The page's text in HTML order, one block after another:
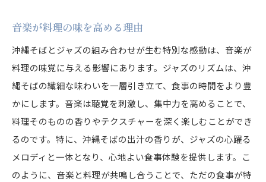
音楽が料理の味を高める理由
沖縄そばとジャズの組み合わせが生む特別な感動は、音楽が
料理の味覚に与える影響にあります。ジャズのリズムは、沖
縄そばの繊細な味わいを一層引き立て、食事の時間をより豊
かにします。音楽は聴覚を刺激し、集中力を高めることで、
料理そのものの香りやテクスチャーを深く楽しむことができ
るのです。特に、沖縄そばの出汁の香りが、ジャズの心躍る
メロディと一体となり、心地よい食事体験を提供します。こ
のように、音楽と料理が共鳴し合うことで、ただの食事が特